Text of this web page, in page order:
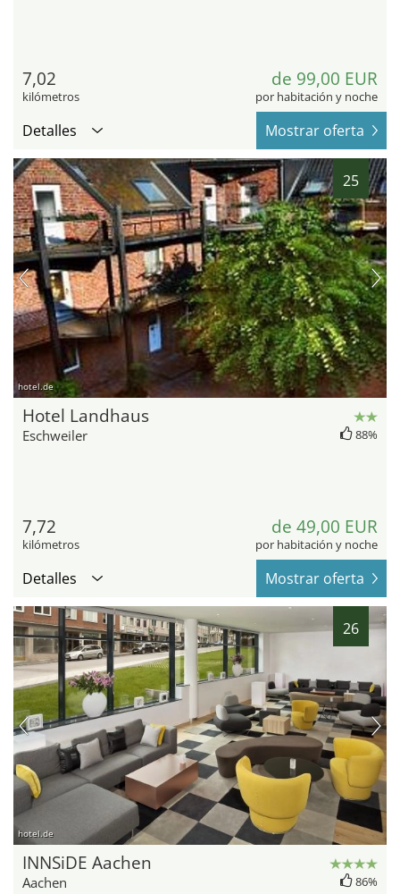
7,02
kilómetros
de 99,00 EUR
por habitación y noche
Detalles Mostrar oferta
25
hotel.de
Hotel Landhaus
Eschweiler 88%
7,72
kilómetros
de 49,00 EUR
por habitación y noche
Detalles Mostrar oferta
26
hotel.de
INNSiDE Aachen
Aachen 86%